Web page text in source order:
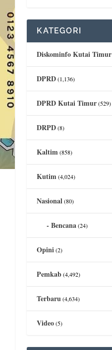
KATEGORI
Diskominfo Kutai Timur
DPRD(1,136)
DPRD Kutai Timur(529)
DRPD(8)
Kaltim(858)
Kutim(4,024)
Nasional(80)
Bencana(24)
Opini(2)
Pemkab(4,492)
Terbaru(4,634)
Video(5)